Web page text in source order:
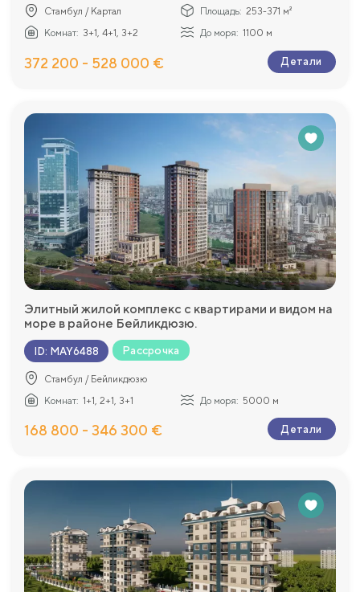
Стамбул / Картал Площадь: 253-371 м²
Комнат: 3+1, 4+1, 3+2 До моря: 1100 м
372 200 - 528 000 € Детали
Элитный жилой комплекс с квартирами и видом на
море в районе Бейликдюзю.
ID: MAY6488 Рассрочка
Стамбул / Бейликдюзю
Комнат: 1+1, 2+1, 3+1 До моря: 5000 м
168 800 - 346 300 € Детали